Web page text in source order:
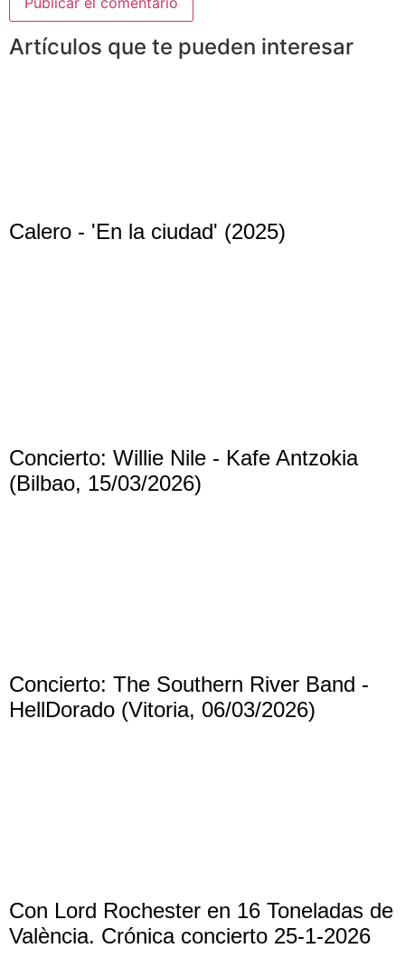
Artículos que te pueden interesar
Calero - 'En la ciudad' (2025)
Concierto: Willie Nile - Kafe Antzokia
(Bilbao, 15/03/2026)
Concierto: The Southern River Band -
HellDorado (Vitoria, 06/03/2026)
Con Lord Rochester en 16 Toneladas de
València. Crónica concierto 25-1-2026